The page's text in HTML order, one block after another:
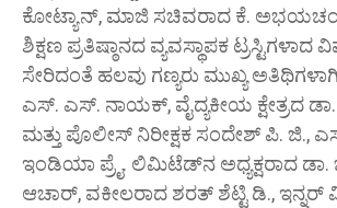
ಕೋಟ್ಯಾನ್, ಮಾಜಿ ಸಚಿವರಾದ ಕೆ.
ಶಿಕ್ಷಣ ಪ್ರತಿಷ್ಠಾನದ ವ್ಯವಸ್ಥಾಪಕ ಟ್ರಸ್ಟಿಗಳಾದ
ಸೇರಿದಂತೆ ಹಲವು ಗಣ್ಯರು ಮುಖ್ಯ
ಎಸ್. ಎಸ್. ನಾಯಕ್, ವೈದ್ಯಕೀಯ ಕ್ಷೇತ್ರದ
ಮತ್ತು ಪೊಲೀಸ್ ನಿರೀಕ್ಷಕ ಸಂದೇಶ್ ಪಿ. ಜಿ.,
ಇಂಡಿಯಾ ಪ್ರೈ. ಲಿಮಿಟೆಡ್‌ನ ಅಧ್ಯಕ್ಷರಾದ ಡಾ.
ಆಚಾರ್, ವಕೀಲರಾದ ಶರತ್ ಶೆಟ್ಟಿ ಡಿ., ಇನ್ನರ್